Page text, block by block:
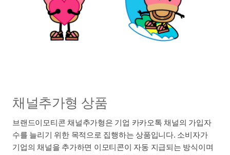
채널추가형 상품
브랜드이모티콘 채널추가형은 기업 카카오톡 채널의 가입자
수를 늘리기 위한 목적으로 집행하는 상품입니다. 소비자가
기업의 채널을 추가하면 이모티콘이 자동 지급되는 방식이며